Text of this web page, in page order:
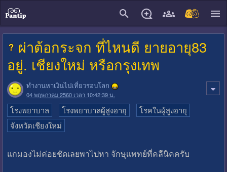
ผ่าต้อกระจก ที่ไหนดี ยายอายุ83
อยู่. เชียงใหม่ หรือกรุงเทพ
ทำงานหาเงินไปเที่ยวรอบโลก
04 พฤษภาคม 2560 เวลา 10:42:39 น.
โรงพยาบาล โรงพยาบาลผู้สูงอายุ
โรคในผู้สูงอายุ
จังหวัดเชียงใหม่
แกมองไม่ค่อยชัดเลยพาไปหา จักษุเเพทย์ที่คลีนิคครับ
close